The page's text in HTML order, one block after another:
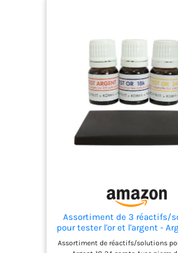
Assortiment de 3 réactifs/
pour tester l'or et l'argent -
carats - Avec pierre de touche
et notice multi-langues -
Assortiment de réactifs/solutions